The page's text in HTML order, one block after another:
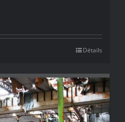
Détails